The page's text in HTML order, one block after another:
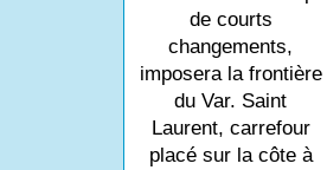
de courts
changements,
imposera la frontière
du Var. Saint
Laurent, carrefour
placé sur la côte à